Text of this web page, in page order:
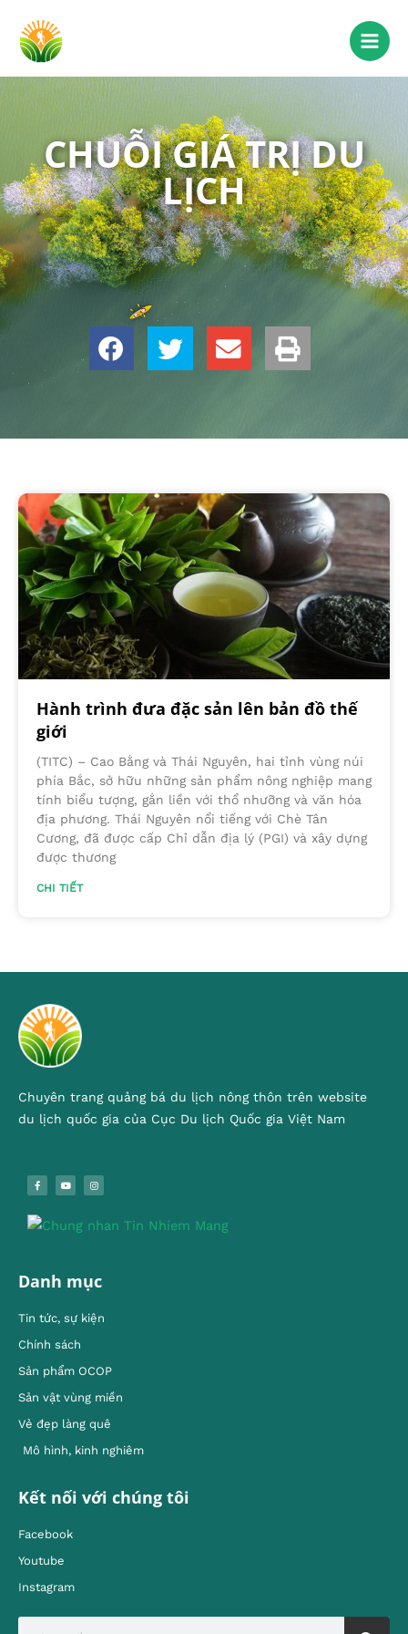
CHUỖI GIÁ TRỊ DU
LỊCH
Hành trình đưa đặc sản lên bản đồ thế
giới
(TITC) – Cao Bằng và Thái Nguyên, hai tỉnh vùng núi
phía Bắc, sở hữu những sản phẩm nông nghiệp mang
tính biểu tượng, gắn liền với thổ nhưỡng và văn hóa
địa phương. Thái Nguyên nổi tiếng với Chè Tân
Cương, đã được cấp Chỉ dẫn địa lý (PGI) và xây dựng
được thương
CHI TIẾT
Chuyên trang quảng bá du lịch nông thôn trên website
du lịch quốc gia của Cục Du lịch Quốc gia Việt Nam
Danh mục
Tin tức, sự kiện
Chính sách
Sản phẩm OCOP
Sản vật vùng miền
Vẻ đẹp làng quê
Mô hình, kinh nghiêm
Kết nối với chúng tôi
Facebook
Youtube
Instagram